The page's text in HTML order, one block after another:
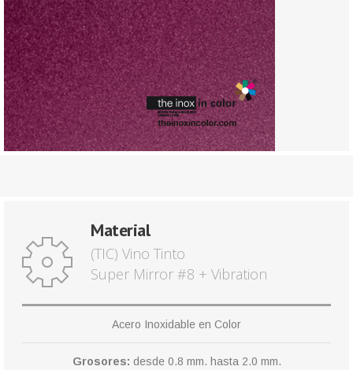
Material
(TIC) Vino Tinto
Super Mirror #8 + Vibration
Acero Inoxidable en Color
Grosores: desde 0.8 mm. hasta 2.0 mm.